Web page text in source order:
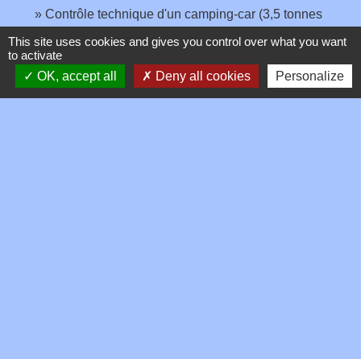
Contrôle technique d'un camping-car (3,5 tonnes
Transports - Mobilité
Contrôle technique des véhicules de transports de
This site uses cookies and gives you control over what you want
to activate
OK, accept all
Deny all cookies Personalize